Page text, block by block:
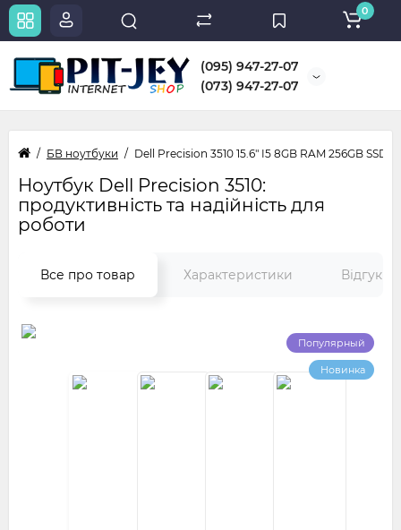
(095) 947-27-07
(073) 947-27-07
0
БВ ноутбуки Dell Precision 3510 15.6" I5 8GB RAM 256GB SSD
Ноутбук Dell Precision 3510:
продуктивність та надійність для
роботи
Все про товар Характеристики Відгуки
Популярный
Новинка